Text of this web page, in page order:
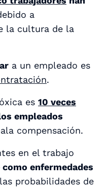
a
la cultura de la
a un empleado es
.
es 10 veces
empleados
compensación.
en el trabajo
enfermedades
probabilidades de